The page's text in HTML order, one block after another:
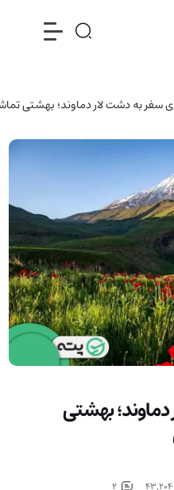
سفر به دشت لار دماوند؛ بهشتی
بهشتی
43,204
2